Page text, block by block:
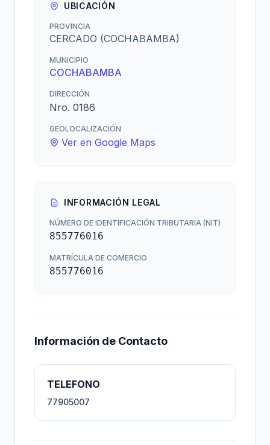
UBICACIÓN
PROVINCIA
CERCADO (COCHABAMBA)
MUNICIPIO
COCHABAMBA
DIRECCIÓN
Nro. 0186
GEOLOCALIZACIÓN
Ver en Google Maps
INFORMACIÓN LEGAL
NÚMERO DE IDENTIFICACIÓN TRIBUTARIA (NIT)
855776016
MATRÍCULA DE COMERCIO
855776016
Información de Contacto
TELEFONO
77905007